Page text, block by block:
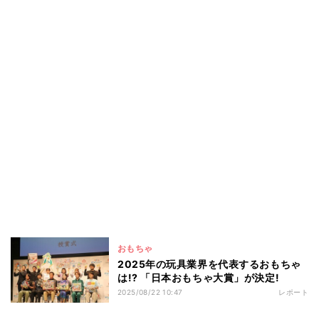
おもちゃ
2025年の玩具業界を代表するおもちゃ
は!? 「日本おもちゃ大賞」が決定!
2025/08/22 10:47 レポート